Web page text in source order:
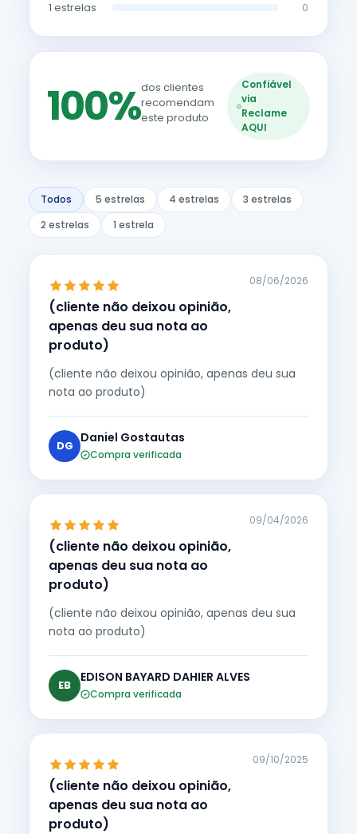
1 estrelas 0
100%dos clientes
recomendam
este produto
Confiável
via
Reclame
AQUI
Todos 5 estrelas 4 estrelas
3 estrelas
2 estrelas
1 estrela
(cliente não deixou opinião,
apenas deu sua nota ao
produto)
08/06/2026
(cliente não deixou opinião, apenas deu sua
nota ao produto)
DG
Daniel Gostautas
Compra verificada
(cliente não deixou opinião,
apenas deu sua nota ao
produto)
09/04/2026
(cliente não deixou opinião, apenas deu sua
nota ao produto)
EB
EDISON BAYARD DAHIER ALVES
Compra verificada
(cliente não deixou opinião,
apenas deu sua nota ao
produto)
09/10/2025